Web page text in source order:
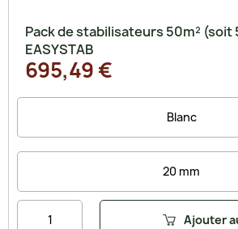
Pack de stabilisateurs 50m² (soit
EASYSTAB
695,49 €
Ajouter